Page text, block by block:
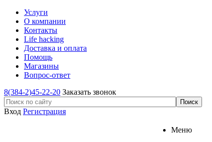
Услуги
О компании
Контакты
Life hacking
Доставка и оплата
Помощь
Магазины
Вопрос-ответ
8(384-2)45-22-20 Заказать звонок
Вход Регистрация
Меню